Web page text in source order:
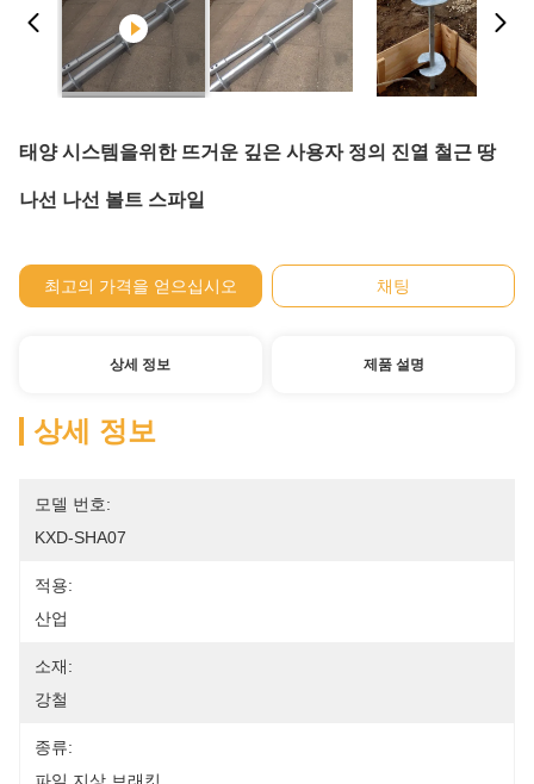
태양 시스템을위한 뜨거운 깊은 사용자 정의 진열 철근 땅
나선 나선 볼트 스파일
최고의 가격을 얻으십시오 채팅
상세 정보 제품 설명
상세 정보
모델 번호:
KXD-SHA07
적용:
산업
소재:
강철
종류: